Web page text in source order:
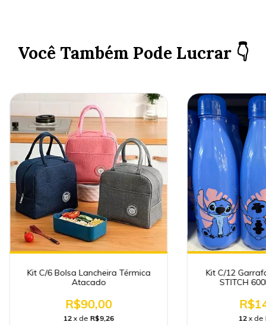
Você Também Pode Lucrar 👇
Kit C/6 Bolsa Lancheira Térmica
Atacado
R$90,00
12 x de R$9,26
Kit C/12
STITCH
12 x de